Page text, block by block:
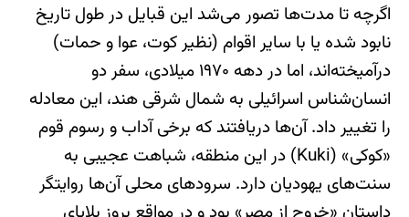
اگرچه تا مدت‌ها تصور می‌شد این قبایل در طول تاریخ
نابود شده یا با سایر اقوام (نظیر کوت، عوا و حمات)
درآمیخته‌اند، اما در دهه ۱۹۷۰ میلادی، سفر دو
انسان‌شناس اسرائیلی به شمال شرقی هند، این معادله
را تغییر داد. آن‌ها دریافتند که برخی آداب و رسوم قوم
«کوکی» (Kuki) در این منطقه، شباهت عجیبی به
سنت‌های یهودیان دارد. سرودهای محلی آن‌ها روایتگر